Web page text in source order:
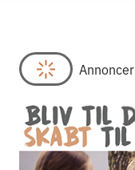
Annoncer